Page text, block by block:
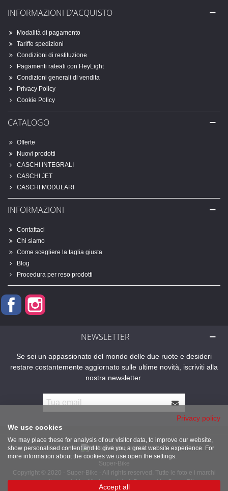
INFORMAZIONI D'ACQUISTO
Modalità di pagamento
Tariffe spedizioni
Condizioni di restituzione
Pagamenti rateali con HeyLight
Condizioni generali di vendita
Privacy Policy
Cookie Policy
CATALOGO
Offerte
Nuovi prodotti
CASCHI INTEGRALI
CASCHI JET
CASCHI MODULARI
INFORMAZIONI
Contattaci
Chi siamo
Come scegliere la taglia giusta
Blog
Procedura per reso prodotti
Facebook
NEWSLETTER
Se sei un appassionato del mondo delle due ruote e desideri
restare costantemente aggiornato sulle ultime novità, iscriviti alla
nostra newsletter.
Super-Bike
Copyright © 2020 - Super-Bike - All rights reserved. Tutte le foto e i marchi
presenti sono dei legittimi proprietari. Powered by Super-Bike
Privacy policy
We use cookies
We may place these for analysis of our visitor data, to improve our website,
show personalised content and to give you a great website experience. For
more information about the cookies we use open the settings.
Accept all